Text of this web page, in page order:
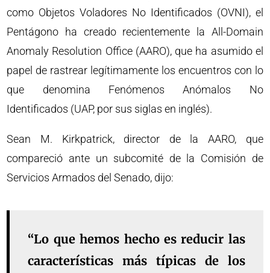
como Objetos Voladores No Identificados (OVNI), el
Pentágono ha creado recientemente la All-Domain
Anomaly Resolution Office (AARO), que ha asumido el
papel de rastrear legítimamente los encuentros con lo
que denomina Fenómenos Anómalos No
Identificados (UAP, por sus siglas en inglés).
Sean M. Kirkpatrick, director de la AARO, que
compareció ante un subcomité de la Comisión de
Servicios Armados del Senado, dijo:
“Lo que hemos hecho es reducir las
características más típicas de los